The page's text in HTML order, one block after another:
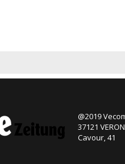
@2019
37121
Cavour, 41